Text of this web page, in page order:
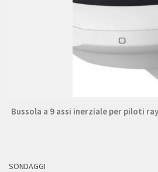
Bussola a 9 assi inerziale per piloti
SONDAGGI